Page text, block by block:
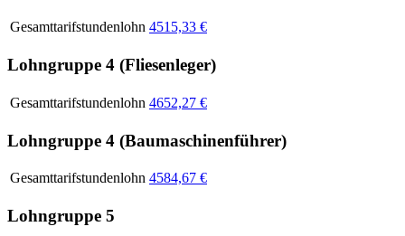
Gesamttarifstundenlohn 4515,33 €
Lohngruppe 4 (Fliesenleger)
Gesamttarifstundenlohn 4652,27 €
Lohngruppe 4 (Baumaschinenführer)
Gesamttarifstundenlohn 4584,67 €
Lohngruppe 5